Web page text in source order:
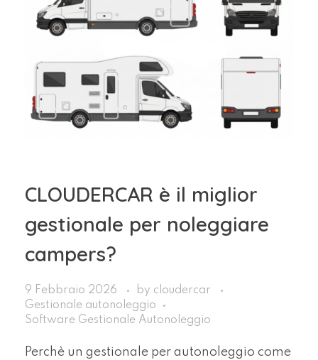
CLOUDERCAR è il miglior
gestionale per noleggiare
campers?
9 Febbraio 2026 by cloudercar
Gestionale autonoleggio
Software Gestionale Autonoleggio
Perchè un gestionale per autonoleggio come